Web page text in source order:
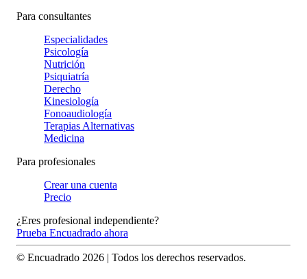
Para consultantes
Especialidades
Psicología
Nutrición
Psiquiatría
Derecho
Kinesiología
Fonoaudiología
Terapias Alternativas
Medicina
Para profesionales
Crear una cuenta
Precio
¿Eres profesional independiente?
Prueba Encuadrado ahora
© Encuadrado 2026 | Todos los derechos reservados.